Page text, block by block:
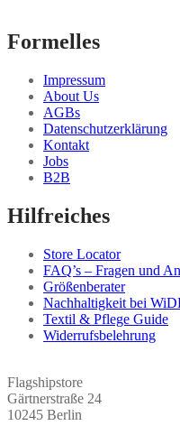
Formelles
Impressum
About Us
AGBs
Datenschutzerklärung
Kontakt
Jobs
B2B
Hilfreiches
Store Locator
FAQ’s – Fragen und
Größenberater
Nachhaltigkeit bei
Textil & Pflege Guide
Widerrufsbelehrung
Flagshipstore
Gärtnerstraße 24
10245 Berlin